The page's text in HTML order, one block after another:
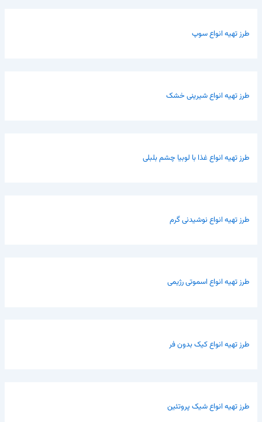
طرز تهیه انواع سوپ
طرز تهیه انواع شیرینی خشک
طرز تهیه انواع غذا با لوبیا چشم بلبلی
طرز تهیه انواع نوشیدنی گرم
طرز تهیه انواع اسموتی رژیمی
طرز تهیه انواع کیک بدون فر
طرز تهیه انواع شیک پروتئین